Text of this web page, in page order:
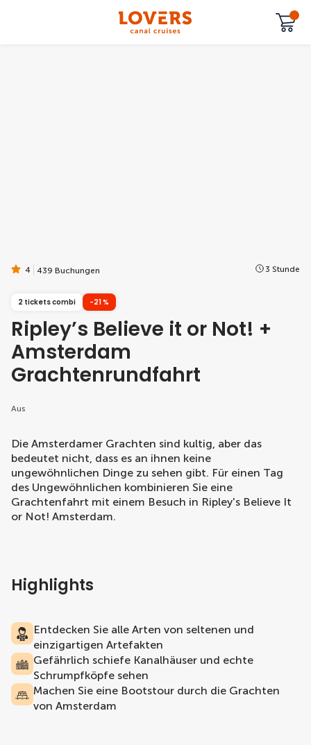
4 439 Buchungen 3 Stunde
2 tickets combi -21 %
Ripley’s Believe it or Not! +
Amsterdam
Grachtenrundfahrt
Aus
Die Amsterdamer Grachten sind kultig, aber das
bedeutet nicht, dass es an ihnen keine
ungewöhnlichen Dinge zu sehen gibt. Für einen Tag
des Ungewöhnlichen kombinieren Sie eine
Grachtenfahrt mit einem Besuch in Ripley's Believe It
or Not! Amsterdam.
Highlights
Entdecken Sie alle Arten von seltenen und
einzigartigen Artefakten
Gefährlich schiefe Kanalhäuser und echte
Schrumpfköpfe sehen
Machen Sie eine Bootstour durch die Grachten
von Amsterdam